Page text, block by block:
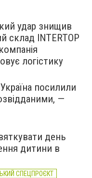
удар знищив
склад INTERTOP
логістику
посилили
—
день
дитини в
СПЕЦПРОЄКТ